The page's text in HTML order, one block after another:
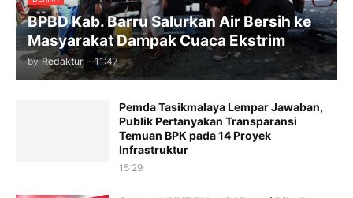
BPBD Kab. Barru Salurkan Air Bersih ke
Masyarakat Dampak Cuaca Ekstrim
by Redaktur - 11:47
Pemda Tasikmalaya Lempar Jawaban,
Publik Pertanyakan Transparansi
Temuan BPK pada 14 Proyek
Infrastruktur
15:29